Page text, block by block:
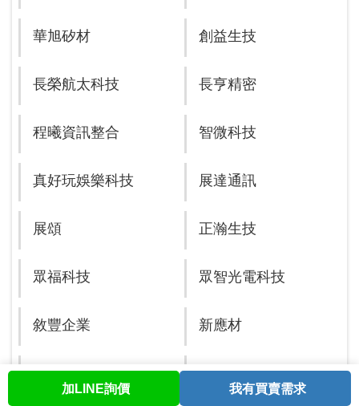
股票查詢 與我聯繫 會員中心
華旭矽材 創益生技
長榮航太科技 長亨精密
程曦資訊整合 智微科技
真好玩娛樂科技 展達通訊
展頌 正瀚生技
眾福科技 眾智光電科技
敘豐企業 新應材
祥翊製藥 芯測科技
加LINE詢價 我有買賣需求